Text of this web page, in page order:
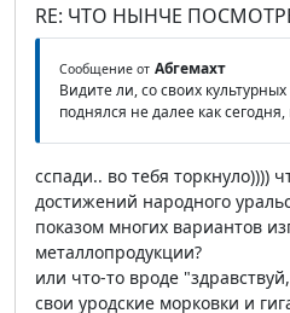
RE: ЧТО НЫНЧЕ
Сообщение от Абгемахт
Видите ли, со своих
поднялся не далее как
сспади.. во тебя торкнуло))))
достижений народного
показом многих вариантов
металлопродукции?
или что-то вроде
свои уродские морковки и